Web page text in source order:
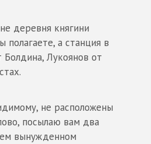
деревня княгини
полагаете, а станция в
Болдина, Лукоянов от
не расположены
посылаю вам два
вынужденном